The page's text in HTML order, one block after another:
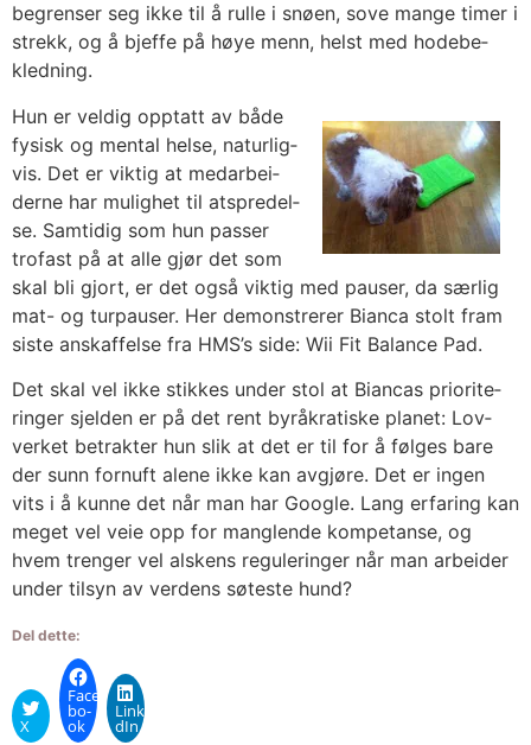
begren­ser seg ikke til å rul­le i snø­en, sove man­ge timer i
strekk, og å bjef­fe på høye menn, helst med hode­be­
kled­ning.
Hun er vel­dig opp­tatt av både
fysisk og men­tal helse, natur­lig­
vis. Det er vik­tig at med­ar­bei­
der­ne har mulig­het til atspre­del­
se. Sam­ti­dig som hun pas­ser
tro­fast på at alle gjør det som
skal bli gjort, er det også vik­tig med pau­ser, da sær­lig
mat- og tur­pau­ser. Her demon­stre­rer Bian­ca stolt fram
sis­te anskaf­fel­se fra HMS’s side: Wii Fit Balance Pad.
Det skal vel ikke stik­kes under stol at Bian­cas prio­ri­te­
rin­ger sjel­den er på det rent byrå­kra­tis­ke pla­net: Lov­
ver­ket betrak­ter hun slik at det er til for å føl­ges bare
der sunn for­nuft ale­ne ikke kan avgjø­re. Det er ingen
vits i å kun­ne det når man har Goog­le. Lang erfa­ring kan
meget vel veie opp for mang­len­de kom­pe­tan­se, og
hvem tren­ger vel als­kens regu­le­rin­ger når man arbei­der
under til­syn av ver­dens søtes­te hund?
Del dette:
X
Face­
bo­
ok
Linke­
dIn